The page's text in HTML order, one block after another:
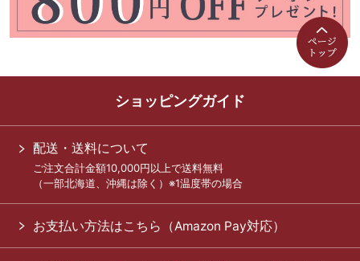
ショッピングガイド
配送・送料について
ご注文合計金額10,000円以上で送料無料
（一部北海道、沖縄は除く）※1温度帯の場合
お支払い方法はこちら（Amazon Pay対応）